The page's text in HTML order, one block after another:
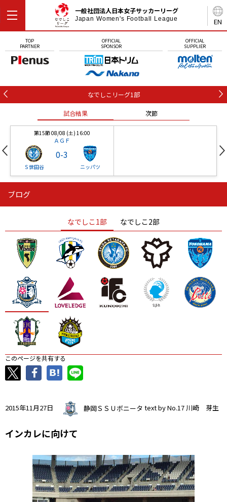
EN
一般社団法人日本女子サッカーリーグ
Japan Women's Football League
TOP
PARTNER
OFFICIAL
SPONSOR
OFFICIAL
SUPPLIER
なでしこリーグ1部
試合結果 次節
第15節 08/08 (土) 16:00
ＡＧＦ
Ｓ世田谷
0-3
ニッパツ
ニッパツ
ニッパツ 名古屋
石人の星
静岡 愛媛Ｌ
ブログ
なでしこ1部 なでしこ2部
このページを共有する
2015年11月27日 静岡ＳＳＵボニータ text by No.17 川崎 芽生
インカレに向けて